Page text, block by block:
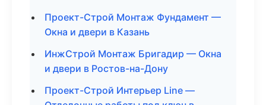
Проект-Строй Монтаж Фундамент —
Окна и двери в Казань
ИнжСтрой Монтаж Бригадир — Окна
и двери в Ростов-на-Дону
Проект-Строй Интерьер Line —